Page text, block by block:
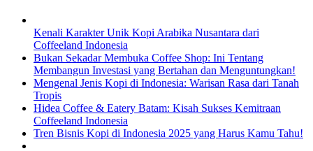
Kenali Karakter Unik Kopi Arabika Nusantara dari
Coffeeland Indonesia
Bukan Sekadar Membuka Coffee Shop: Ini Tentang
Membangun Investasi yang Bertahan dan Menguntungkan!
Mengenal Jenis Kopi di Indonesia: Warisan Rasa dari Tanah
Tropis
Hidea Coffee & Eatery Batam: Kisah Sukses Kemitraan
Coffeeland Indonesia
Tren Bisnis Kopi di Indonesia 2025 yang Harus Kamu Tahu!